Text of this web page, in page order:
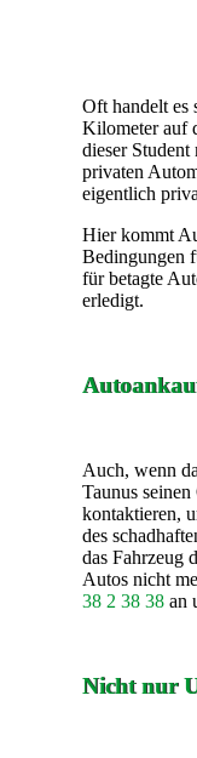
Oft handelt es
Kilometer auf
dieser
privaten
eigentlich
Hier kommt
Bedingungen
für betagte
erledigt.
Auch, wenn
Taunus
kontaktieren,
des
das Fahrzeug
Autos nicht
38 2 38 38 an
Nicht nur